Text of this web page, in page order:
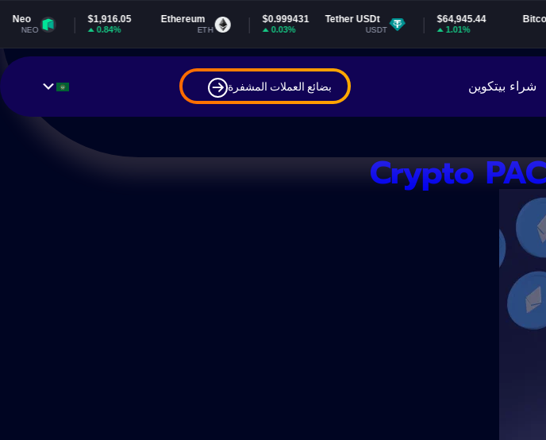
Bitcoin
$64,945.44
1.01%
Tether USDt
$0.999431
0.03%
Ethereum
$1,916.05
0.84%
شراء بيتكوين بضائع العملات المشفرة